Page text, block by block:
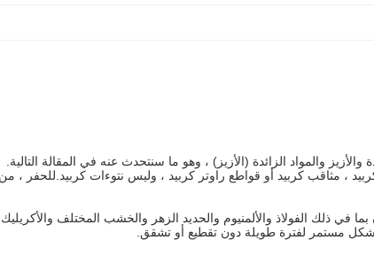
والمواد الزائدة (الأزيز) ، وهو ما سنتحدث عنه في المقالة التالية.
، مثاقب كربيد أو قواطع راوتر كربيد ، وليس نتوءات كربيد.للحفر ،
ذلك الفولاذ والألمنيوم والحديد الزهر والخشب المختلف والأكريليك
بشكل مستمر لفترة طويلة دون تقطيع أو تشقق.